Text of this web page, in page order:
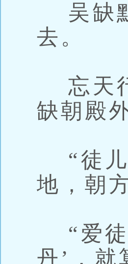
吴缺
去。
忘天
缺朝殿
“徒儿
地，朝
“爱徒
丹’，